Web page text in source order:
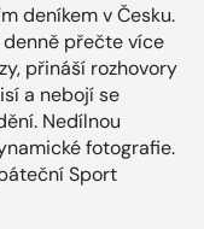
deníkem v Česku.
přečte více
přináší rozhovory
a nebojí se
Nedílnou
fotografie.
Sport